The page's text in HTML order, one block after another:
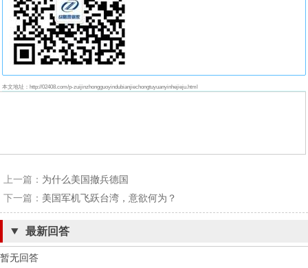
本文地址：http://02408.com/p-zuijinzhongguoyindubianjiechongtuyuanyinhejieju.html
上一篇： 为什么美国撤兵德国
下一篇： 美国军机飞跃台湾，意欲何为？
最新回答
暂无回答